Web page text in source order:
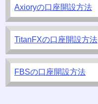
Axioryの口座開設方法
TitanFXの口座開設方法
FBSの口座開設方法